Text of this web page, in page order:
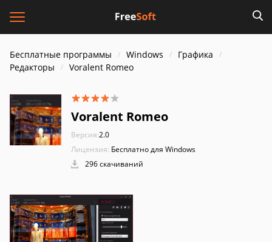
Бесплатные программы Windows
Графика
Редакторы
Voralent Romeo
Voralent Romeo
Версия:2.0
Лицензия: Бесплатно для Windows
296 скачиваний